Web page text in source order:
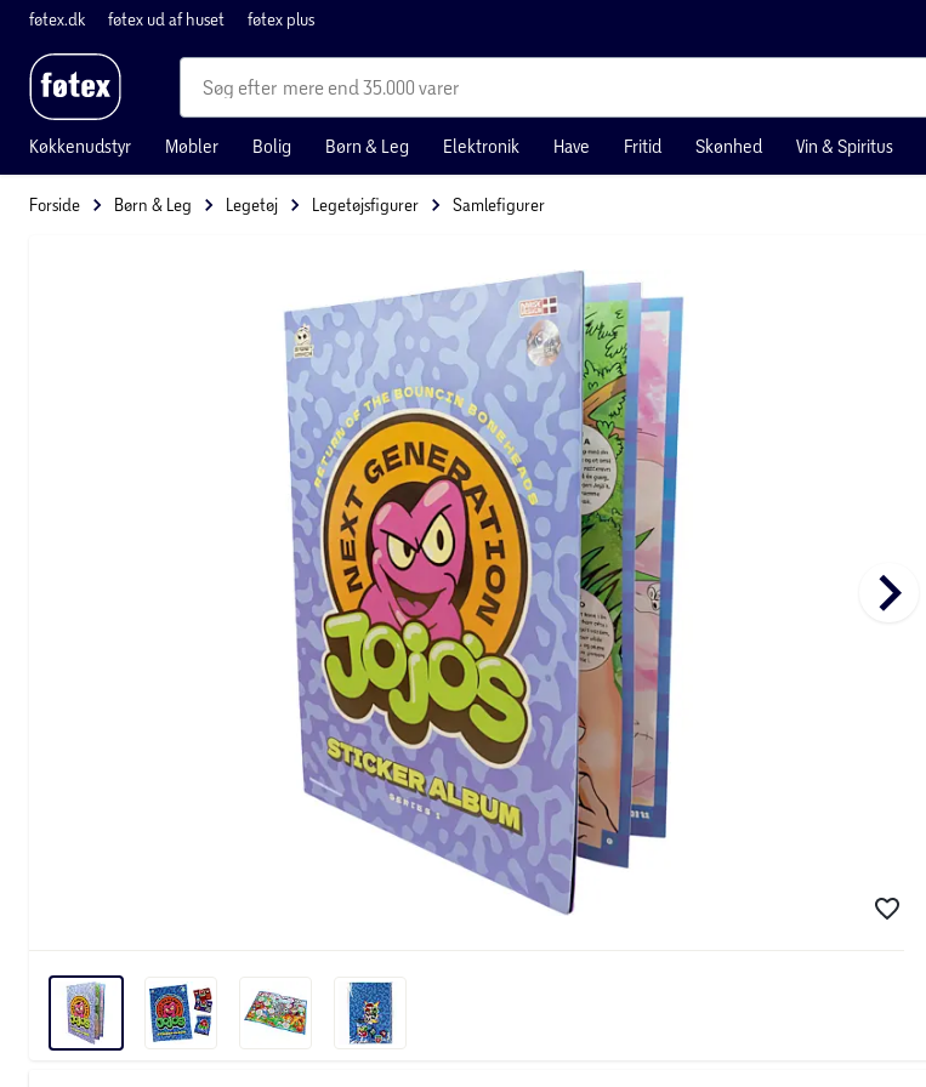
føtex.dk føtex ud af huset føtex plus
mere end 35.000 varer
Køkkenudstyr Møbler Bolig Børn & Leg Elektronik Have Fritid Skønhed Vin & Spiritus
Forside Børn & Leg Legetøj Legetøjsfigurer Samlefigurer
keyboard_arrow_right